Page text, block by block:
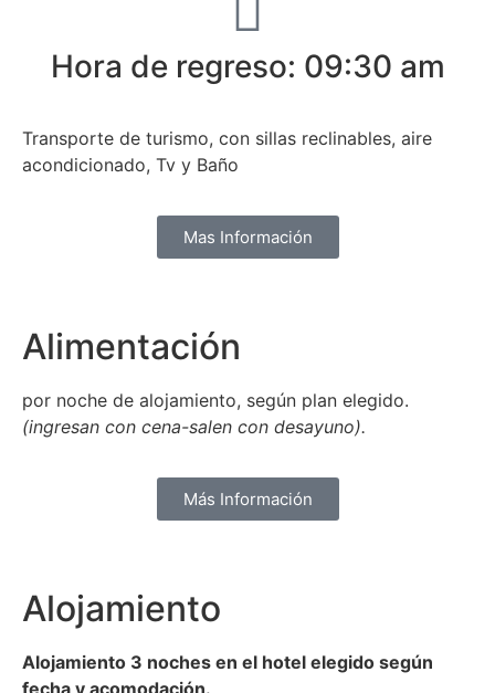
Hora de regreso: 09:30 am
Transporte de turismo, con sillas reclinables, aire
acondicionado, Tv y Baño
Mas Información
Alimentación
por noche de alojamiento, según plan elegido.
(ingresan con cena-salen con desayuno).
Más Información
Alojamiento
Alojamiento 3 noches en el hotel elegido según